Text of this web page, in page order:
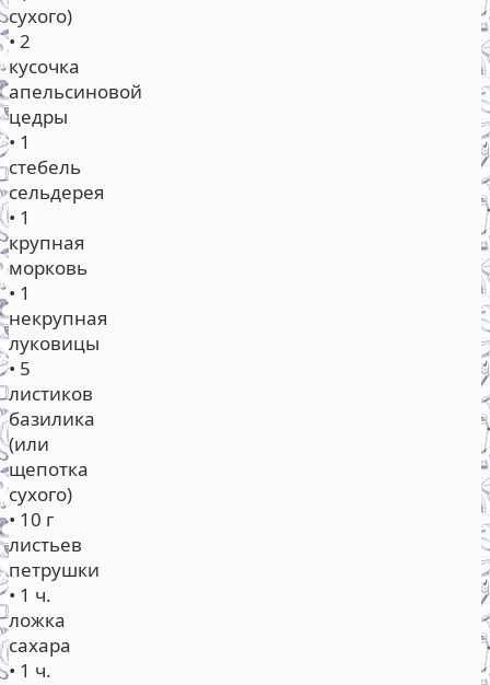
сухого)
• 2
кусочка
апельсиновой
цедры
• 1
стебель
сельдерея
• 1
крупная
морковь
• 1
некрупная
луковицы
• 5
листиков
базилика
(или
щепотка
сухого)
• 10 г
листьев
петрушки
• 1 ч.
ложка
сахара
• 1 ч.